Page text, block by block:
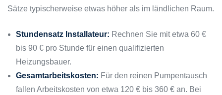
Sätze typischerweise etwas höher als im ländlichen Raum.
Stundensatz Installateur: Rechnen Sie mit etwa 60 €
bis 90 € pro Stunde für einen qualifizierten
Heizungsbauer.
Gesamtarbeitskosten: Für den reinen Pumpentausch
fallen Arbeitskosten von etwa 120 € bis 360 € an. Bei